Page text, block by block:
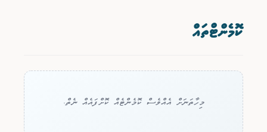
ކޮމެންޓްތައް
މިހާތަނަށް އެއްވެސް ކޮމެންޓެއް ކޮށްފައެއް ނެތް.